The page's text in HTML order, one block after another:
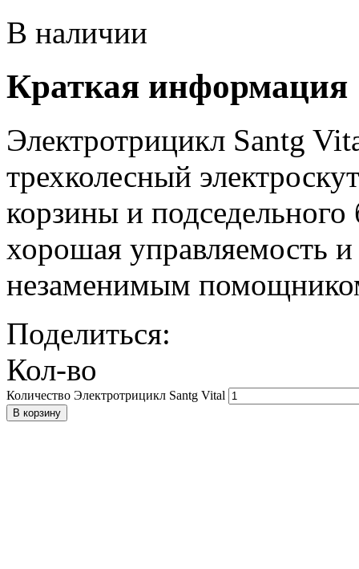
В наличии
Краткая информация
Электротрицикл Santg
трехколесный
корзины и подседельного
хорошая управляемость
незаменимым
Поделиться:
Кол-во
Количество Электротрицикл Santg Vital
В корзину